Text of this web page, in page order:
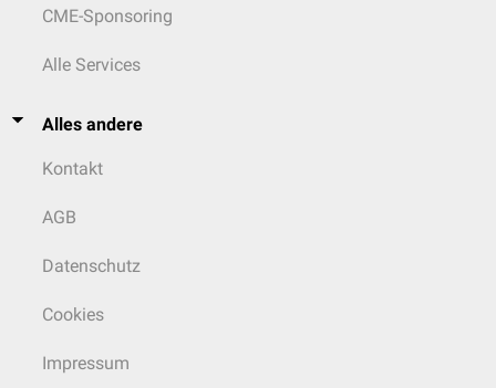
CME-Sponsoring
Alle Services
Alles andere
Kontakt
AGB
Datenschutz
Cookies
Impressum